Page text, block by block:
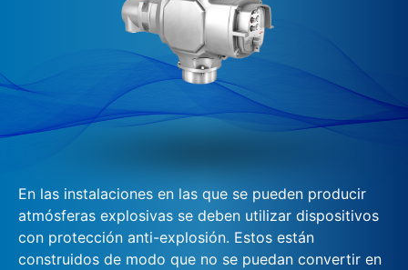
En las instalaciones en las que se pueden producir
atmósferas explosivas se deben utilizar dispositivos
con protección anti-explosión. Estos están
construidos de modo que no se puedan convertir en